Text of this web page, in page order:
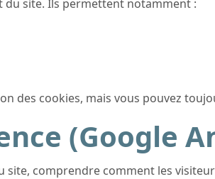
du site. Ils permettent notamment :
des cookies, mais vous pouvez
(Google
comprendre comment les